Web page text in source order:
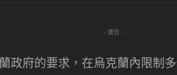
- 廣告 -
政府的要求，在烏克蘭內限制